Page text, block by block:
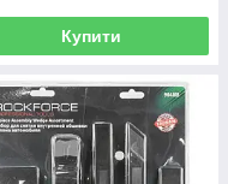
Купити